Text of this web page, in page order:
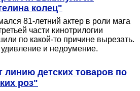
колец"
81-летний актер в роли мага
части кинотрилогии
по какой-то причине вырезать.
и недоумение.
линию детских товаров по
роз"